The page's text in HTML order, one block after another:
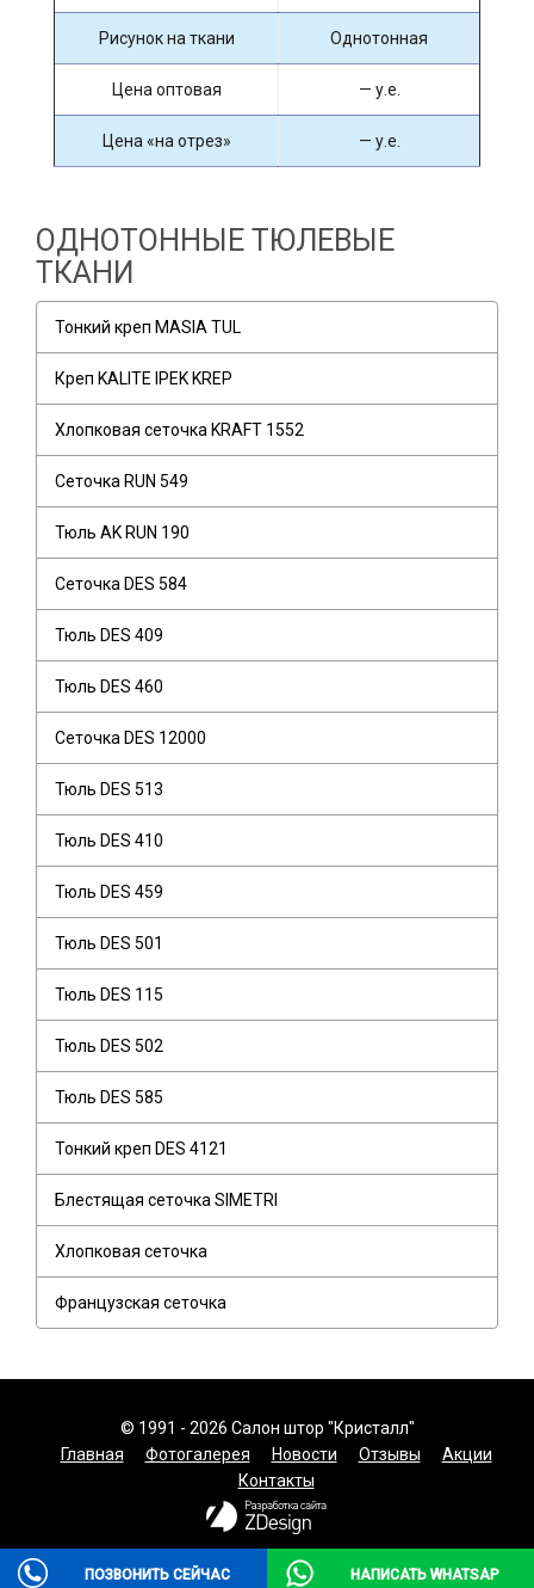
Рисунок на ткани Однотонная
Цена оптовая — у.е.
Цена «на отрез» — у.е.
ОДНОТОННЫЕ ТЮЛЕВЫЕ
ТКАНИ
Тонкий креп MASIA TUL
Креп KALITE IPEK KREP
Хлопковая сеточка KRAFT 1552
Сеточка RUN 549
Тюль AK RUN 190
Сеточка DES 584
Тюль DES 409
Тюль DES 460
Сеточка DES 12000
Тюль DES 513
Тюль DES 410
Тюль DES 459
Тюль DES 501
Тюль DES 115
Тюль DES 502
Тюль DES 585
Тонкий креп DES 4121
Блестящая сеточка SIMETRI
Хлопковая сеточка
Французская сеточка
© 1991 - 2026 Салон штор "Кристалл"
Главная
Фотогалерея Новости Отзывы
Акции
Контакты
ПОЗВОНИТЬ СЕЙЧАС НАПИСАТЬ WHATSAP